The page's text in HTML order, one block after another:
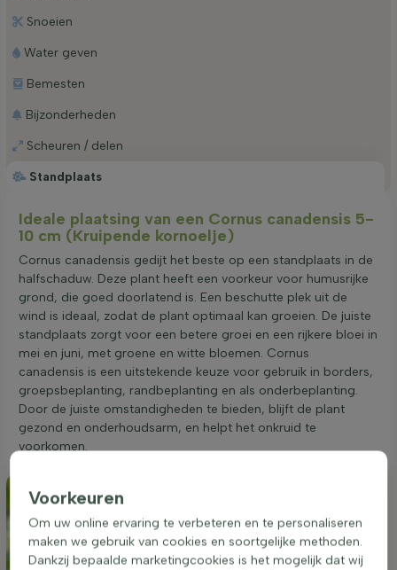
Standplaats
Snoeien
Water geven
Bemesten
Bijzonderheden
Scheuren / delen
Ideale plaatsing van een Cornus canadensis 5-
10 cm (Kruipende kornoelje)
Cornus canadensis gedijt het beste op een standplaats in de
halfschaduw. Deze plant heeft een voorkeur voor humusrijke
grond, die goed doorlatend is. Een beschutte plek uit de
wind is ideaal, zodat de plant optimaal kan groeien. De juiste
standplaats zorgt voor een betere groei en een rijkere bloei in
mei en juni, met groene en witte bloemen. Cornus
canadensis is een uitstekende keuze voor gebruik in borders,
groepsbeplanting, randbeplanting en als onderbeplanting.
Door de juiste omstandigheden te bieden, blijft de plant
gezond en onderhoudsarm, en helpt het onkruid te
voorkomen.
Voorkeuren
Om uw online ervaring te verbeteren en te personaliseren
maken we gebruik van cookies en soortgelijke methoden.
Dankzij bepaalde marketingcookies is het mogelijk dat wij